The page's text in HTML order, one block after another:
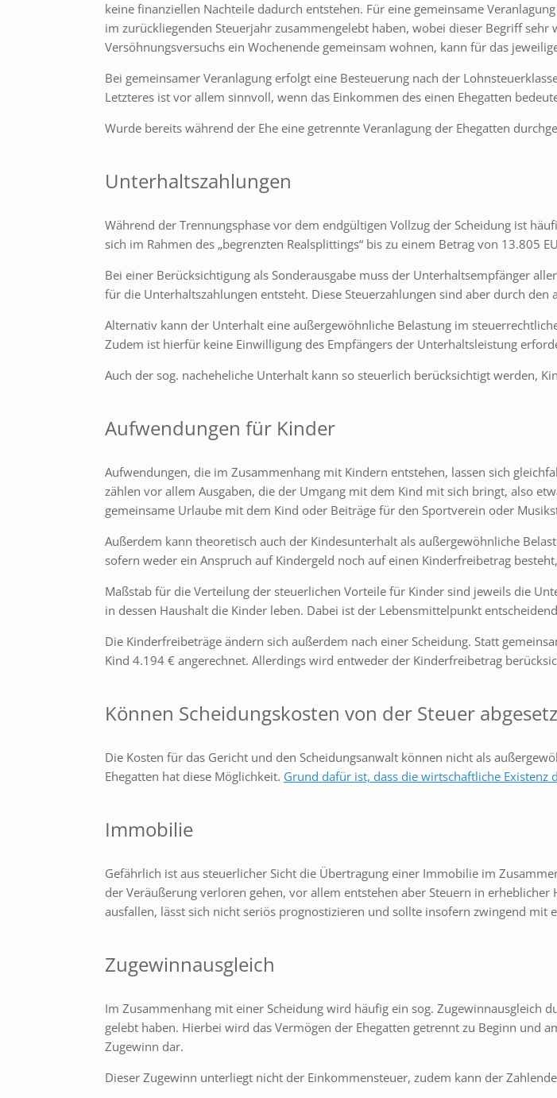
keine finanziellen Nachteile dadurch entstehen. Für eine gemeinsame
im zurückliegenden Steuerjahr zusammengelebt haben, wobei dieser Begriff
Versöhnungsversuchs ein Wochenende gemeinsam wohnen, kann für das
Bei gemeinsamer Veranlagung erfolgt eine Besteuerung nach der
Letzteres ist vor allem sinnvoll, wenn das Einkommen des einen Ehegatten
Wurde bereits während der Ehe eine getrennte Veranlagung der Ehegatten
Unterhaltszahlungen
Während der Trennungsphase vor dem endgültigen Vollzug der Scheidung ist
sich im Rahmen des „begrenzten Realsplittings“ bis zu einem Betrag von 13.805
Bei einer Berücksichtigung als Sonderausgabe muss der Unterhaltsempfänger
für die Unterhaltszahlungen entsteht. Diese Steuerzahlungen sind aber durch den
Alternativ kann der Unterhalt eine außergewöhnliche Belastung im
Zudem ist hierfür keine Einwilligung des Empfängers der Unterhaltsleistung
Auch der sog. nacheheliche Unterhalt kann so steuerlich berücksichtigt werden,
Aufwendungen für Kinder
Aufwendungen, die im Zusammenhang mit Kindern entstehen, lassen sich
zählen vor allem Ausgaben, die der Umgang mit dem Kind mit sich bringt, also
gemeinsame Urlaube mit dem Kind oder Beiträge für den Sportverein oder
Außerdem kann theoretisch auch der Kindesunterhalt als außergewöhnliche
sofern weder ein Anspruch auf Kindergeld noch auf einen Kinderfreibetrag
Maßstab für die Verteilung der steuerlichen Vorteile für Kinder sind jeweils die
in dessen Haushalt die Kinder leben. Dabei ist der Lebensmittelpunkt
Die Kinderfreibeträge ändern sich außerdem nach einer Scheidung. Statt
Kind 4.194 € angerechnet. Allerdings wird entweder der Kinderfreibetrag
Können Scheidungskosten von der Steuer
Die Kosten für das Gericht und den Scheidungsanwalt können nicht als
Ehegatten hat diese Möglichkeit. Grund dafür ist, dass die wirtschaftliche Existenz
Immobilie
Gefährlich ist aus steuerlicher Sicht die Übertragung einer Immobilie im
der Veräußerung verloren gehen, vor allem entstehen aber Steuern in
ausfallen, lässt sich nicht seriös prognostizieren und sollte insofern zwingend mit
Zugewinnausgleich
Im Zusammenhang mit einer Scheidung wird häufig ein sog. Zugewinnausgleich
gelebt haben. Hierbei wird das Vermögen der Ehegatten getrennt zu Beginn und
Zugewinn dar.
Dieser Zugewinn unterliegt nicht der Einkommensteuer, zudem kann der